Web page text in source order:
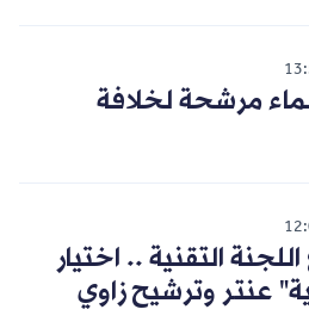
مرشحة لخلافة
التقنية .. اختيار
عنتر وترشيح زاوي